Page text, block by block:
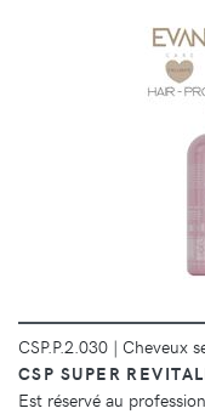
CSP.P.2.030 | Cheveux
CSP SUPER
Est réservé au